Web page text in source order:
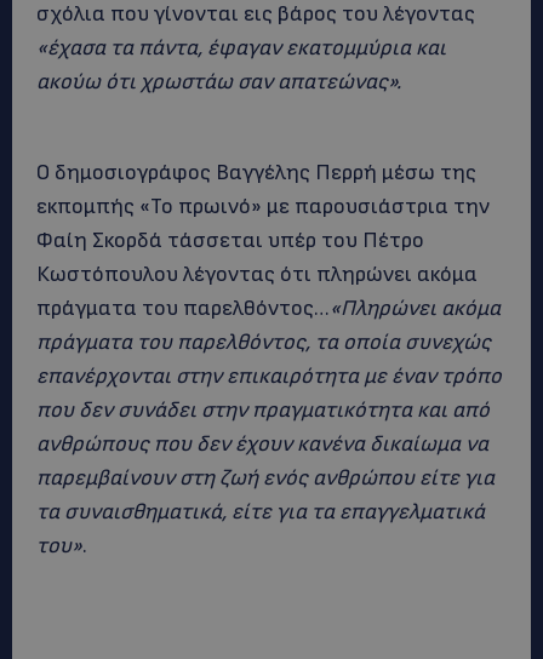
σχόλια που γίνονται εις βάρος του λέγοντας
«έχασα τα πάντα, έφαγαν εκατομμύρια και
ακούω ότι χρωστάω σαν απατεώνας».
Ο δημοσιογράφος Βαγγέλης Περρή μέσω της
εκπομπής «Το πρωινό» με παρουσιάστρια την
Φαίη Σκορδά τάσσεται υπέρ του Πέτρο
Κωστόπουλου λέγοντας ότι πληρώνει ακόμα
πράγματα του παρελθόντος…«Πληρώνει ακόμα
πράγματα του παρελθόντος, τα οποία συνεχώς
επανέρχονται στην επικαιρότητα με έναν τρόπο
που δεν συνάδει στην πραγματικότητα και από
ανθρώπους που δεν έχουν κανένα δικαίωμα να
παρεμβαίνουν στη ζωή ενός ανθρώπου είτε για
τα συναισθηματικά, είτε για τα επαγγελματικά
του».